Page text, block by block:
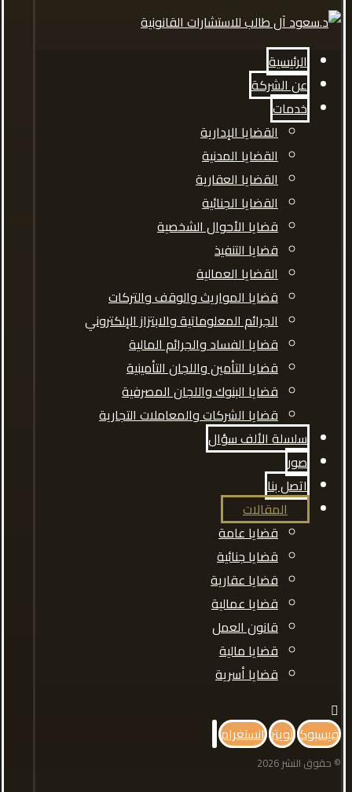
الرئيسية
عن الشركة
خدمات
القضايا الإدارية
القضايا المدنية
القضايا العقارية
القضايا الجنائية
قضايا الأحوال الشخصية
قضايا التنفيذ
القضايا العمالية
قضايا المواريث والوقف والتركات
الجرائم المعلوماتية والابتزاز الإلكتروني
قضايا الفساد والجرائم المالية
قضايا التأمين واللجان التأمينية
قضايا البنوك واللجان المصرفية
قضايا الشركات والمعاملات التجارية
سلسلة الألف سؤال
صور
اتصل بنا
المقالات
قضايا عامة
قضايا جنائية
قضايا عقارية
قضايا عمالية
قانون العمل
قضايا مالية
قضايا أسرية
فيسبوك تويتر انستغرام
© حقوق النشر 2026